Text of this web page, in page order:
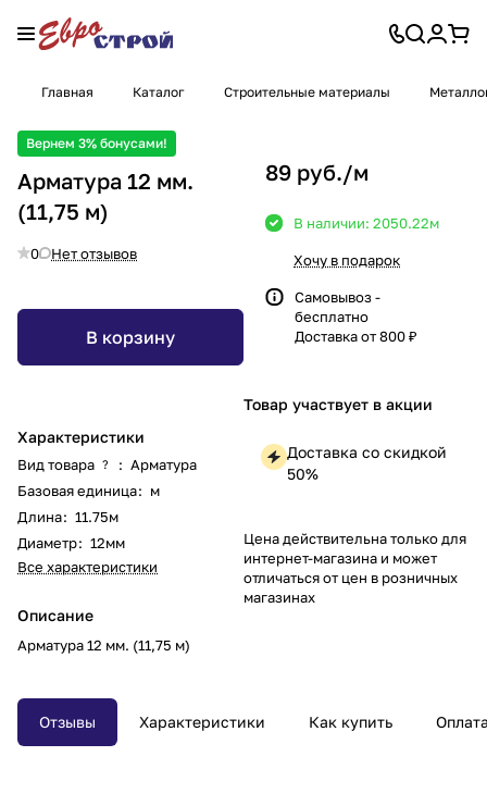
Главная Каталог Строительные материалы
Вернем 3% бонусами!
Арматура 12 мм.
(11,75 м)
0 Нет отзывов
В корзину
Характеристики
Вид товара ? : Арматура
Базовая единица: м
Длина: 11.75м
Диаметр: 12мм
Все характеристики
Описание
Арматура 12 мм. (11,75 м)
89 руб./м
В наличии: 2050.22м
Хочу в подарок
Самовывоз -
бесплатно
Доставка от 800 ₽
Товар участвует в акции
Доставка со скидкой
50%
Цена действительна только для
интернет-магазина и может
отличаться от цен в розничных
магазинах
Отзывы Характеристики Как купить